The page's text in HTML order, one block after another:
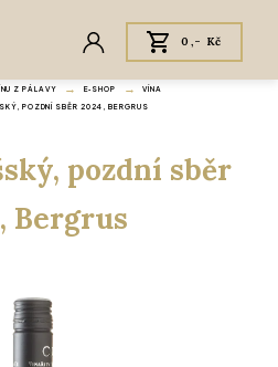
0,- Kč
Z PÁLAVY E‑SHOP VÍNA
POZDNÍ SBĚR 2024, BERGRUS
pozdní sběr
Bergrus